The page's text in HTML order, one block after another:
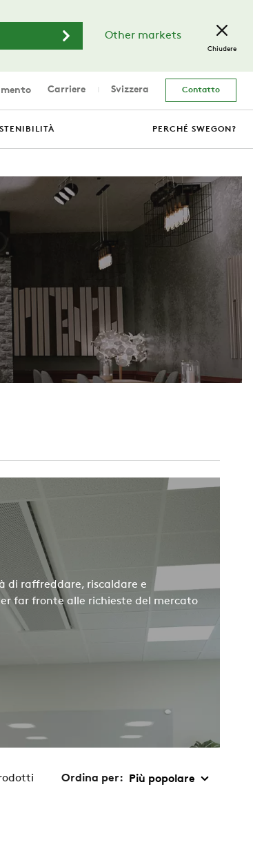
Other markets
Chiudere
Carriere Svizzera Contatto
PERCHÉ SWEGON?
di raffreddare, riscaldare e
far fronte alle richieste del mercato
Ordina per: